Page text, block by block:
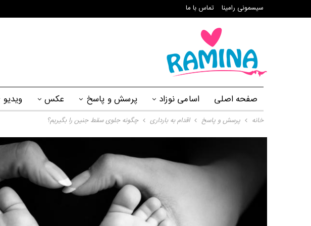
سیسمونی رامینا تماس با ما
صفحه اصلی اسامی نوزاد پرسش و پاسخ عکس ویدیو
خانه پرسش و پاسخ اقدام به بارداری چگونه جلوی سقط جنین را بگیریم؟